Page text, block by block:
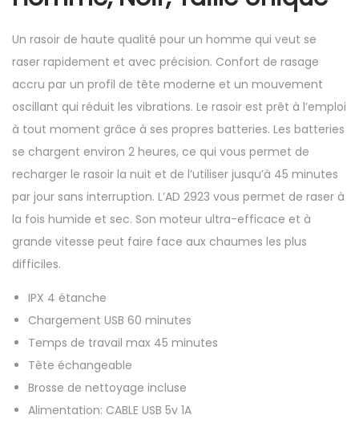
Un rasoir de haute qualité pour un homme qui veut se
raser rapidement et avec précision. Confort de rasage
accru par un profil de tête moderne et un mouvement
oscillant qui réduit les vibrations. Le rasoir est prêt à l’emploi
à tout moment grâce à ses propres batteries. Les batteries
se chargent environ 2 heures, ce qui vous permet de
recharger le rasoir la nuit et de l’utiliser jusqu’à 45 minutes
par jour sans interruption. L’AD 2923 vous permet de raser à
la fois humide et sec. Son moteur ultra-efficace et à
grande vitesse peut faire face aux chaumes les plus
difficiles.
IPX 4 étanche
Chargement USB 60 minutes
Temps de travail max 45 minutes
Tête échangeable
Brosse de nettoyage incluse
Alimentation: CABLE USB 5v 1A